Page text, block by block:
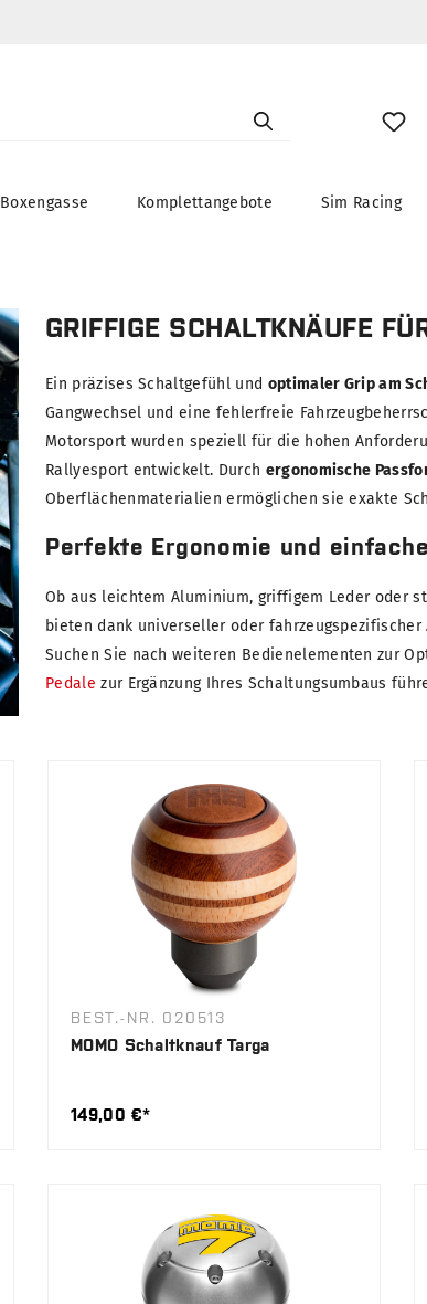
Boxengasse Komplettangebote Sim Racing
GRIFFIGE SCHALTKNÄUFE
Ein präzises Schaltgefühl und optimaler Grip am
Gangwechsel und eine fehlerfreie
Motorsport wurden speziell für die hohen
Rallyesport entwickelt. Durch ergonomische
Oberflächenmaterialien ermöglichen sie exakte
Perfekte Ergonomie und
Ob aus leichtem Aluminium, griffigem Leder oder
bieten dank universeller oder
Suchen Sie nach weiteren Bedienelementen zur
Pedale zur Ergänzung Ihres Schaltungsumbaus
BEST.-NR. 020513
MOMO Schaltknauf Targa
149,00 €*